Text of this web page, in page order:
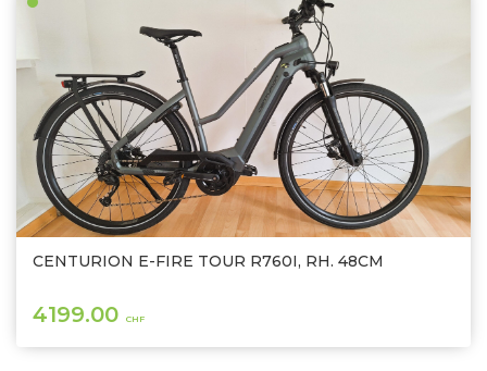
CENTURION E-FIRE TOUR R760I, RH. 48CM
4199.00 CHF